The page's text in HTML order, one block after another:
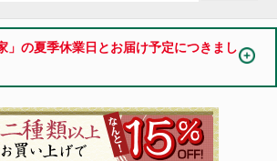
」の夏季休業日とお届け予定につきまし